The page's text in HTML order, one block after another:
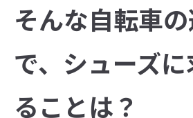
そんな自転車
で、シューズ
ることは？